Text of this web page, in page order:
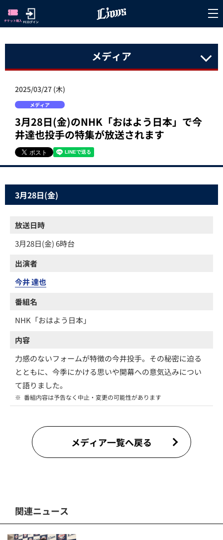
メディア
2025/03/27 (木)
メディア
3月28日(金)のNHK「おはよう日本」で今
井達也投手の特集が放送されます
3月28日(金)
放送日時
3月28日(金) 6時台
出演者
今井 達也
番組名
NHK「おはよう日本」
内容
力感のないフォームが特徴の今井投手。その秘密に迫る
とともに、今季にかける思いや開幕への意気込みについ
て語りました。
※ 番組内容は予告なく中止・変更の可能性があります
メディア一覧へ戻る
関連ニュース